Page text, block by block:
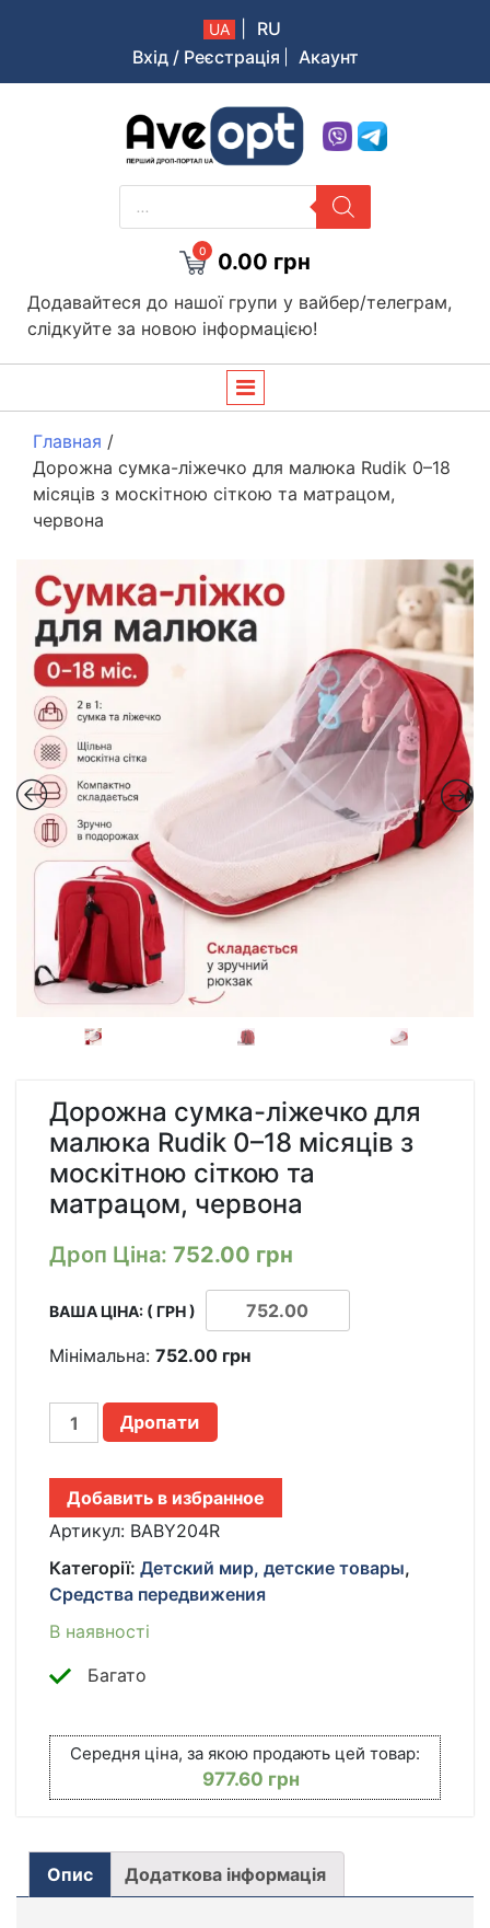
UA
RU
Вхід / Реєстрація
Акаунт
Aveopt – оптова дропшипінг платформа в Україні
PRODUCTS
SEARCH
0 0.00 грн
Додавайтеся до нашої групи у вайбер/телеграм,
слідкуйте за новою інформацією!
Главная /
Дорожна сумка-ліжечко для малюка Rudik 0–18
місяців з москітною сіткою та матрацом,
червона
Дорожна сумка-ліжечко для
малюка Rudik 0–18 місяців з
москітною сіткою та
матрацом, червона
Дроп Ціна: 752.00 грн
ВАША ЦІНА: ( ГРН )
Мінімальна: 752.00 грн
ДОРОЖНАЯ
СУМКА-
ДЛЯ
МАЛЫША
RUDIK
18
МЕСЯЦЕВ
МОСКИТНОЙ
СЕТКОЙ
И
КРАСНАЯ
КІЛЬКІСТЬ
Дропати
Добавить в избранное
Артикул: BABY204R
Категорії: Детский мир, детские товары,
Средства передвижения
В наявності
Багато
Середня ціна, за якою продають цей товар:
977.60 грн
Опис Додаткова інформація